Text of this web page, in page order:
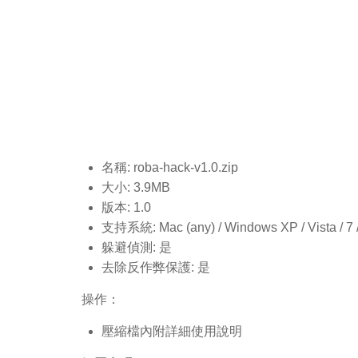
名稱: roba-hack-v1.0.zip
大小: 3.9MB
版本: 1.0
支持系統: Mac (any) / Windows XP / Vista / 7
躲避偵測: 是
去除反作弊保護: 是
操作：
壓縮檔內附詳細使用說明